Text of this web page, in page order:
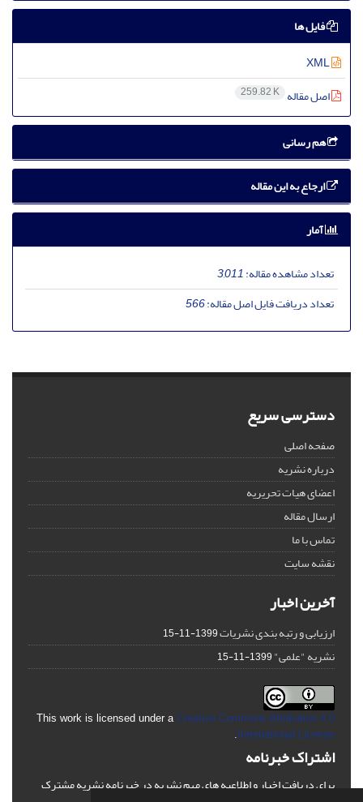
فایل ها
اصل مقاله 259.82 K
هم رسانی
ارجاع به این مقاله
آمار
تعداد مشاهده مقاله:3,011
تعداد دریافت فایل اصل مقاله:566
دسترسی سریع
صفحه اصلی
درباره نشریه
اعضای هیات تحریریه
ارسال مقاله
تماس با ما
نقشه سایت
آخرین اخبار
ارزیابی و رتبه بندی نشریات1399-11-15
نشریه "علمی"1399-11-15
This work is licensed under a Creative Commons Attribution 4.0
International License
اشتراک خبرنامه
برای دریافت اخبار و اطلاعیه های مهم نشریه در خبرنامه نشریه مشترک